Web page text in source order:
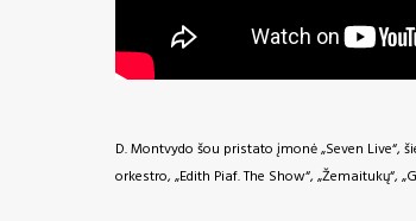
D. Montvydo šou pristato įmonė „Seven
orkestro, „Edith Piaf. The Show“, „Žemaitukų“,